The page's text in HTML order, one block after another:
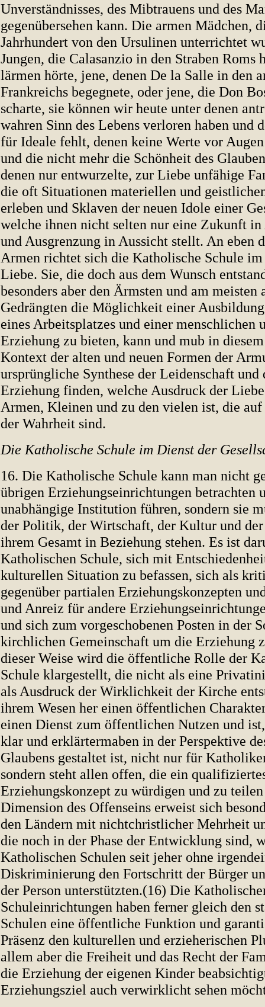
Unverständnisses, des Mibtrauens und des
gegenübersehen kann. Die armen Mädchen,
Jahrhundert von den Ursulinen unterrichtet
Jungen, die Calasanzio in den Straben Roms
lärmen hörte, jene, denen De la Salle in den
Frankreichs begegnete, oder jene, die Don
scharte, sie können wir heute unter denen
wahren Sinn des Lebens verloren haben und
für Ideale fehlt, denen keine Werte vor
und die nicht mehr die Schönheit des
denen nur entwurzelte, zur Liebe unfähige
die oft Situationen materiellen und
erleben und Sklaven der neuen Idole einer
welche ihnen nicht selten nur eine Zukunft
und Ausgrenzung in Aussicht stellt. An eben
Armen richtet sich die Katholische Schule im
Liebe. Sie, die doch aus dem Wunsch
besonders aber den Ärmsten und am meisten
Gedrängten die Möglichkeit einer
eines Arbeitsplatzes und einer menschlichen
Erziehung zu bieten, kann und mub in
Kontext der alten und neuen Formen der
ursprüngliche Synthese der Leidenschaft und
Erziehung finden, welche Ausdruck der
Armen, Kleinen und zu den vielen ist, die auf
der Wahrheit sind.
Die Katholische Schule im Dienst der
16. Die Katholische Schule kann man nicht
übrigen Erziehungseinrichtungen betrachten
unabhängige Institution führen, sondern sie
der Politik, der Wirtschaft, der Kultur und
ihrem Gesamt in Beziehung stehen. Es ist
Katholischen Schule, sich mit
kulturellen Situation zu befassen, sich als
gegenüber partialen Erziehungskonzepten
und Anreiz für andere
und sich zum vorgeschobenen Posten in der
kirchlichen Gemeinschaft um die Erziehung
dieser Weise wird die öffentliche Rolle der
Schule klargestellt, die nicht als eine
als Ausdruck der Wirklichkeit der Kirche
ihrem Wesen her einen öffentlichen
einen Dienst zum öffentlichen Nutzen und
klar und erklärtermaben in der Perspektive
Glaubens gestaltet ist, nicht nur für
sondern steht allen offen, die ein
Erziehungskonzept zu würdigen und zu
Dimension des Offenseins erweist sich
den Ländern mit nichtchristlicher Mehrheit
die noch in der Phase der Entwicklung sind,
Katholischen Schulen seit jeher ohne
Diskriminierung den Fortschritt der Bürger
der Person unterstützten.(16) Die
Schuleinrichtungen haben ferner gleich den
Schulen eine öffentliche Funktion und
Präsenz den kulturellen und erzieherischen
allem aber die Freiheit und das Recht der
die Erziehung der eigenen Kinder
Erziehungsziel auch verwirklicht sehen